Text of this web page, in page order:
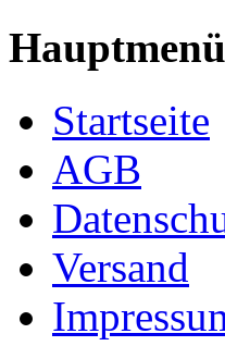
Hauptmenü
Startseite
AGB
Versand